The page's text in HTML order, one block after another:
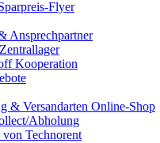
Flyer
Ansprechpartner
Kooperation
& Versandarten Online-Shop
Abholung
Technorent